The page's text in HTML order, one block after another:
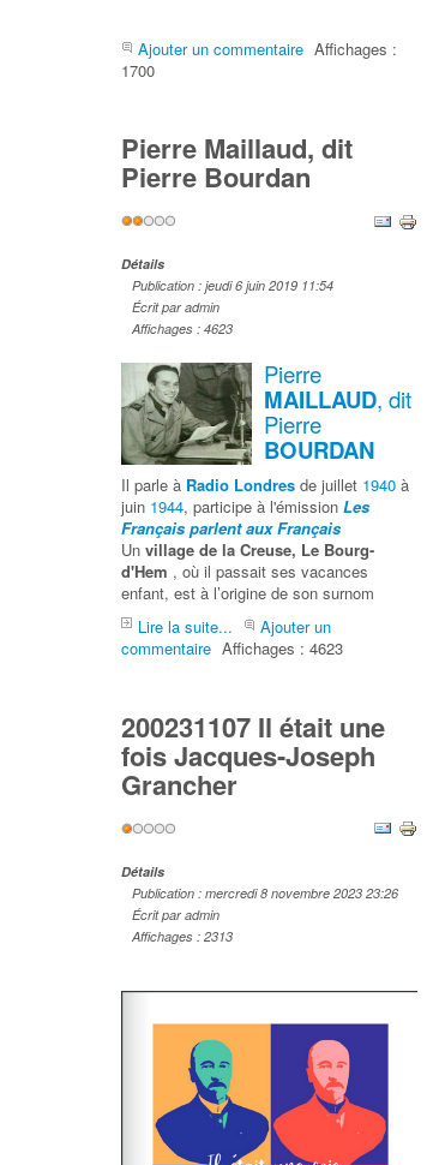
Ajouter un commentaire Affichages :
1700
Pierre Maillaud, dit
Pierre Bourdan
Vote
Détails
Publication : jeudi 6 juin 2019 11:54
Écrit par admin
Affichages : 4623
Pierre
MAILLAUD, dit
Pierre
BOURDAN
Il parle à Radio Londres de juillet 1940 à
juin 1944, participe à l'émissionLes
Français parlent aux Français
Unvillage de la Creuse, Le Bourg-
d'Hem , où il passait ses vacances
enfant, est à l’origine de son surnom
Lire la suite...
Ajouter un
commentaire Affichages : 4623
200231107 Il était une
fois Jacques-Joseph
Grancher
Vote
Détails
Publication : mercredi 8 novembre 2023 23:26
Écrit par admin
Affichages : 2313